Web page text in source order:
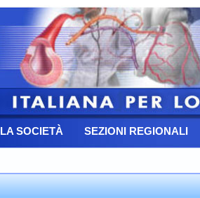
LA SOCIETÀ SEZIONI REGIONALI